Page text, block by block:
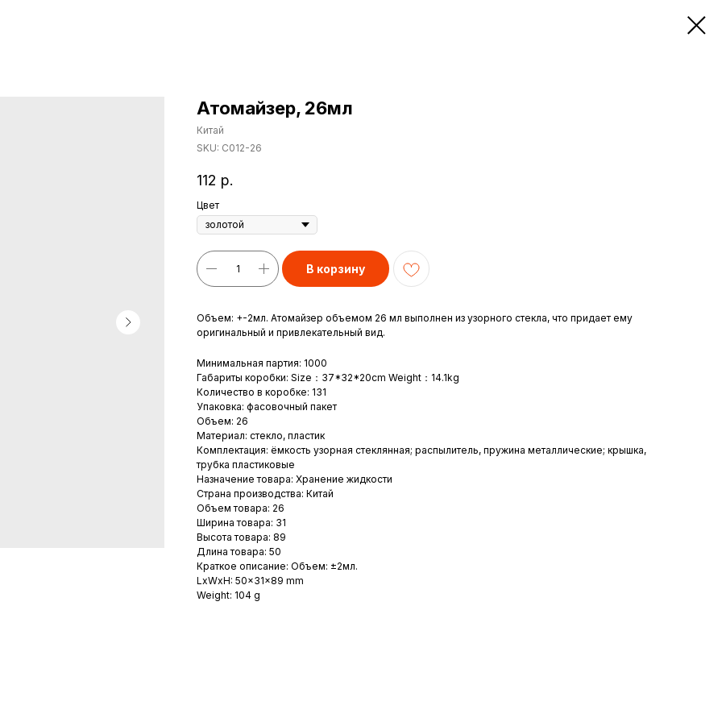
Атомайзер, 26мл
Китай
SKU: С012-26
112 р.
Цвет
В корзину
Объем: +-2мл. Атомайзер объемом 26 мл выполнен из узорного стекла, что придает ему
оригинальный и привлекательный вид.
Минимальная партия: 1000
Габариты коробки: Size：37*32*20cm Weight：14.1kg
Количество в коробке: 131
Упаковка: фасовочный пакет
Объем: 26
Материал: стекло, пластик
Комплектация: ёмкость узорная стеклянная; распылитель, пружина металлические; крышка,
трубка пластиковые
Назначение товара: Хранение жидкости
Страна производства: Китай
Объем товара: 26
Ширина товара: 31
Высота товара: 89
Длина товара: 50
Краткое описание: Объем: ±2мл.
LxWxH: 50x31x89 mm
Weight: 104 g